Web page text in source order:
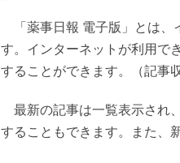
「薬事日報 電子版」とは、
す。インターネットが利用で
することができます。（記事
最新の記事は一覧表示され
することもできます。また、